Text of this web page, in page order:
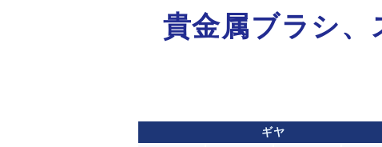
貴金属ブラシ
ギヤ